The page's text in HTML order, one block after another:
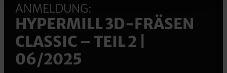
ANMELDUNG:
HYPERMILL 3D-FRÄSEN
CLASSIC – TEIL 2 |
06/2025